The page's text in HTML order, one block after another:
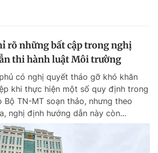
rõ những bất cập trong nghị
thi hành luật Môi trường
có nghị quyết tháo gỡ khó khăn
khi thực hiện một số quy định trong
Bộ TN-MT soạn thảo, nhưng theo
nghị định hướng dẫn này còn...